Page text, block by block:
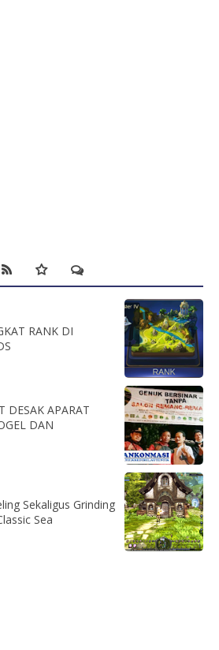
RANK DI
DESAK APARAT
DAN
Sekaligus Grinding
Sea